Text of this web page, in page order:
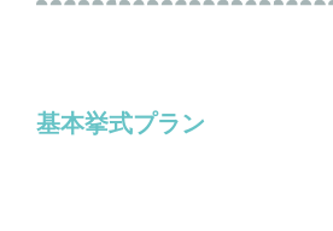
基本挙式プラン